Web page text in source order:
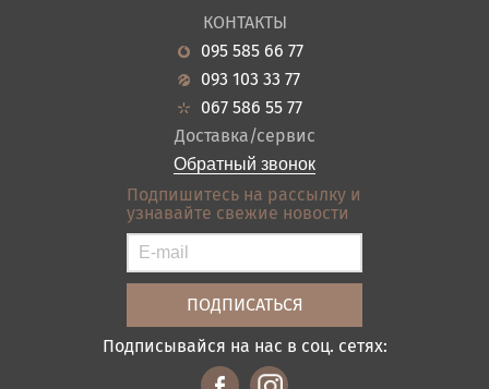
Гостиная
Кухня
Прихожие
Ванная
Акции
О нас
Новости
Гарантия
Кредит
Оплата и доставка
Отзывы
Контакты
Карта сайта
Условия покупки
КОНТАКТЫ
095 585 66 77
093 103 33 77
067 586 55 77
Доставка/сервис
Обратный звонок
Подпишитесь на рассылку и
узнавайте свежие новости
Подписывайся на нас в соц. сетях: